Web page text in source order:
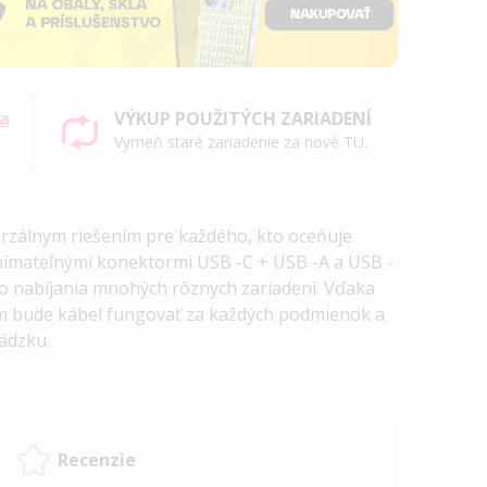
VÝKUP POUŽITÝCH ZARIADENÍ
Vymeň staré zariadenie za nové TU.
riešením pre každého, kto oceňuje
konektormi USB -C + USB -A a USB -
mnohých rôznych zariadení. Vďaka
kábel fungovať za každých podmienok a
Recenzie